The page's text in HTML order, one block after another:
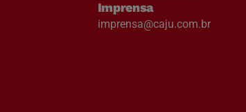
Imprensa
imprensa@caju.com.br